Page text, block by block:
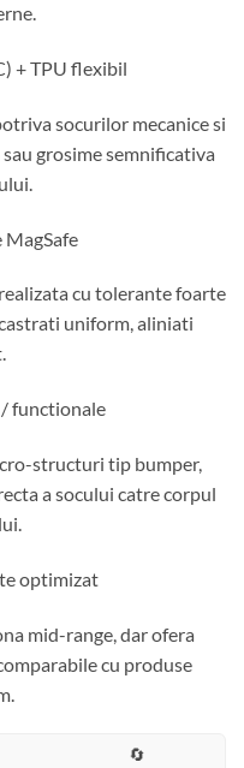
+ TPU flexibil
socurilor mecanice si
grosime semnificativa
cu tolerante foarte
uniform, aliniati
functionale
structuri tip bumper,
a socului catre corpul
optimizat
mid-range, dar ofera
cu produse
🔄